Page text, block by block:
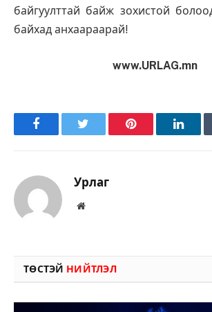
байгуулттай байж зохистой
байхад анхаараарай!
www.URLAG.mn
FacebookTwitter Pinterest
Урлаг
Вэбсайт
ТӨСТЭЙ НИЙТЛЭЛ